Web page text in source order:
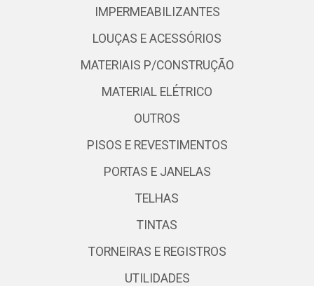
IMPERMEABILIZANTES
LOUÇAS E ACESSÓRIOS
MATERIAIS P/CONSTRUÇÃO
MATERIAL ELÉTRICO
OUTROS
PISOS E REVESTIMENTOS
PORTAS E JANELAS
TELHAS
TINTAS
TORNEIRAS E REGISTROS
UTILIDADES